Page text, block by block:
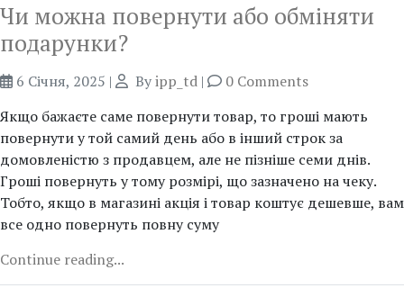
Чи можна повернути або обміняти
подарунки?
6 Січня, 2025 | Byipp_td |
0 Comments
Якщо бажаєте саме повернути товар, то гроші мають
повернути у той самий день або в інший строк за
домовленістю з продавцем, але не пізніше семи днів.
Гроші повернуть у тому розмірі, що зазначено на чеку.
Тобто, якщо в магазині акція і товар коштує дешевше, вам
все одно повернуть повну суму
Continue reading...